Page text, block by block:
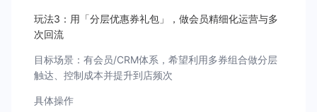
玩法3：用「分层优惠券礼包」，做会员精细化运营与多
次回流
目标场景：有会员/CRM体系，希望利用多券组合做分层
触达、控制成本并提升到店频次
具体操作